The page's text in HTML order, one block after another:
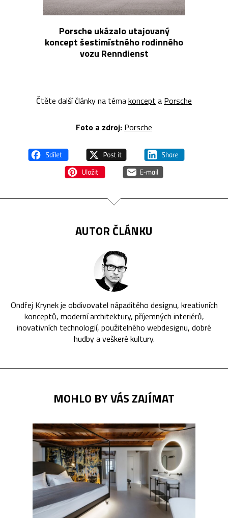
Porsche ukázalo utajovaný
koncept šestimístného rodinného
vozu Renndienst
Čtěte další články na témakoncept a Porsche
Foto a zdroj: Porsche
AUTOR ČLÁNKU
Ondřej Krynek je obdivovatel nápaditého designu, kreativních
konceptů, moderní architektury, příjemných interiérů,
inovativních technologií, použitelného webdesignu, dobré
hudby a veškeré kultury.
MOHLO BY VÁS ZAJÍMAT